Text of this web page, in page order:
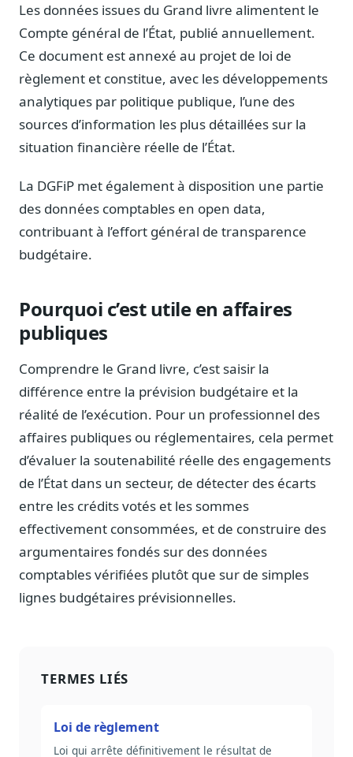
Charte IA
Fiabilité, souveraineté, sobriété
Hébergement européen, RGPD
Presse
Kit média, contacts
Les données issues du Grand livre alimentent le
Compte général de l’État, publié annuellement.
Ce document est annexé au projet de loi de
règlement et constitue, avec les développements
analytiques par politique publique, l’une des
sources d’information les plus détaillées sur la
situation financière réelle de l’État.
La DGFiP met également à disposition une partie
des données comptables en open data,
contribuant à l’effort général de transparence
budgétaire.
Pourquoi c’est utile en affaires
publiques
Comprendre le Grand livre, c’est saisir la
différence entre la prévision budgétaire et la
réalité de l’exécution. Pour un professionnel des
affaires publiques ou réglementaires, cela permet
d’évaluer la soutenabilité réelle des engagements
de l’État dans un secteur, de détecter des écarts
entre les crédits votés et les sommes
effectivement consommées, et de construire des
argumentaires fondés sur des données
comptables vérifiées plutôt que sur de simples
lignes budgétaires prévisionnelles.
TERMES LIÉS
Loi de règlement
Loi qui arrête définitivement le résultat de